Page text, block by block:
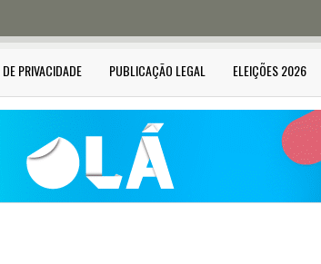
PRIVACIDADE PUBLICAÇÃO LEGAL ELEIÇÕES 2026